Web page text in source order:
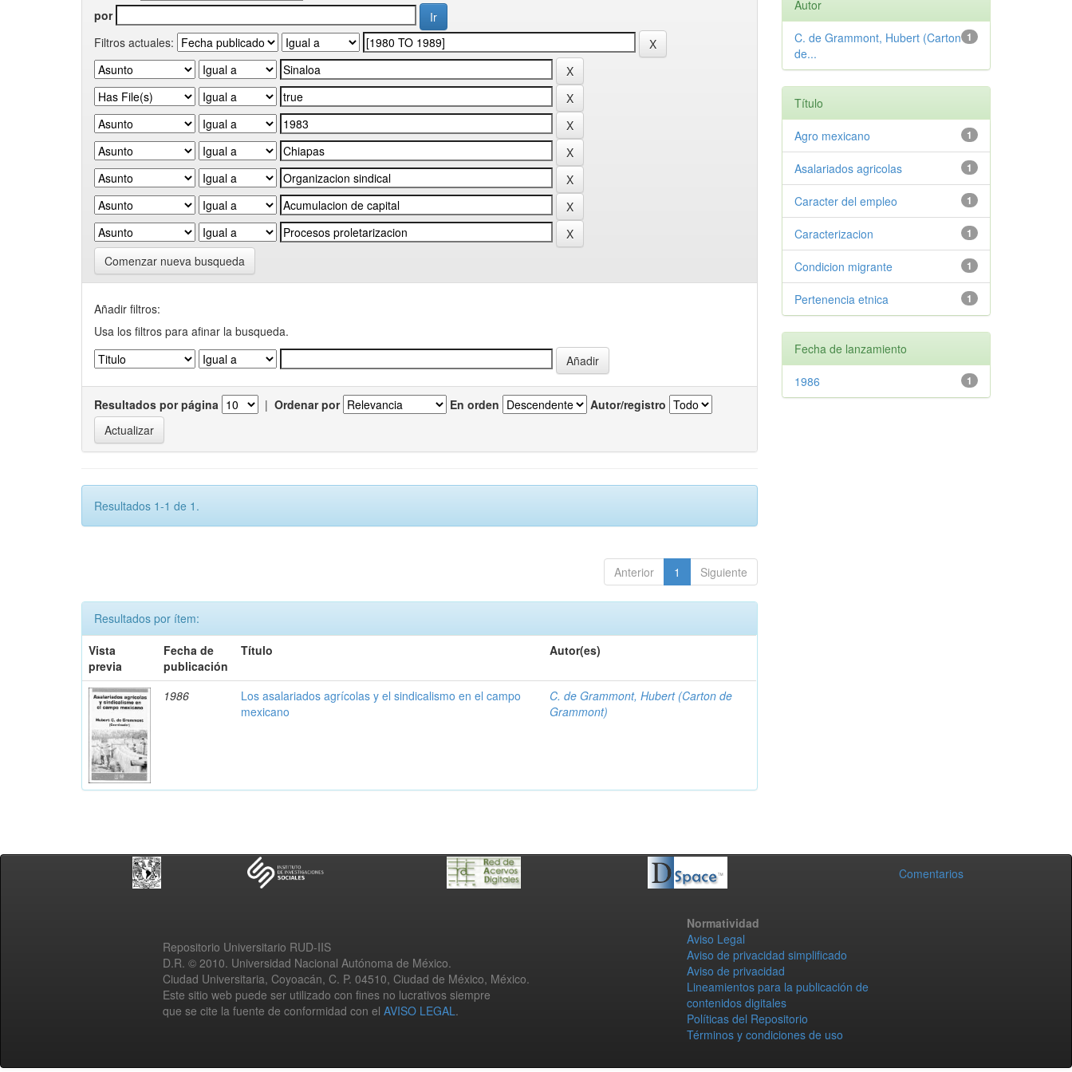
por
Filtros actuales:
Comenzar nueva busqueda
Añadir filtros:
Usa los filtros para afinar la busqueda.
Resultados por página | Ordenar por En orden Autor/registro
Resultados 1-1 de 1.
Anterior 1 Siguiente
Resultados por ítem:
Vista
previa
Fecha de
publicación
Título Autor(es)
1986
Los asalariados agrícolas y el sindicalismo en el campo
mexicano
C. de Grammont, Hubert (Carton de
Grammont)
Autor
1
C. de Grammont, Hubert (Carton
de...
Título
1
Agro mexicano
1
Asalariados agricolas
1
Caracter del empleo
1
Caracterizacion
1
Condicion migrante
1
Pertenencia etnica
Fecha de lanzamiento
1
1986
Comentarios
Repositorio Universitario RUD-IIS
D.R. © 2010. Universidad Nacional Autónoma de México.
Ciudad Universitaria, Coyoacán, C. P. 04510, Ciudad de México, México.
Este sitio web puede ser utilizado con fines no lucrativos siempre
que se cite la fuente de conformidad con el AVISO LEGAL.
Normatividad
Aviso Legal
Aviso de privacidad simplificado
Aviso de privacidad
Lineamientos para la publicación de
contenidos digitales
Políticas del Repositorio
Términos y condiciones de uso